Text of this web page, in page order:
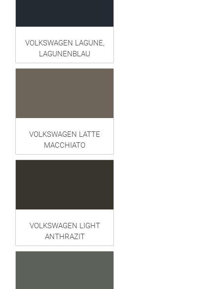
VOLKSWAGEN LAGUNE,
LAGUNENBLAU
VOLKSWAGEN LATTE
MACCHIATO
VOLKSWAGEN LIGHT
ANTHRAZIT